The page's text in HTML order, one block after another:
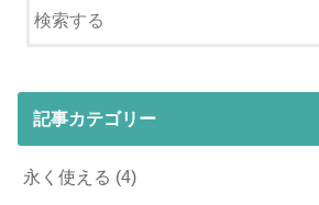
記事カテゴリー
永く使える (4)